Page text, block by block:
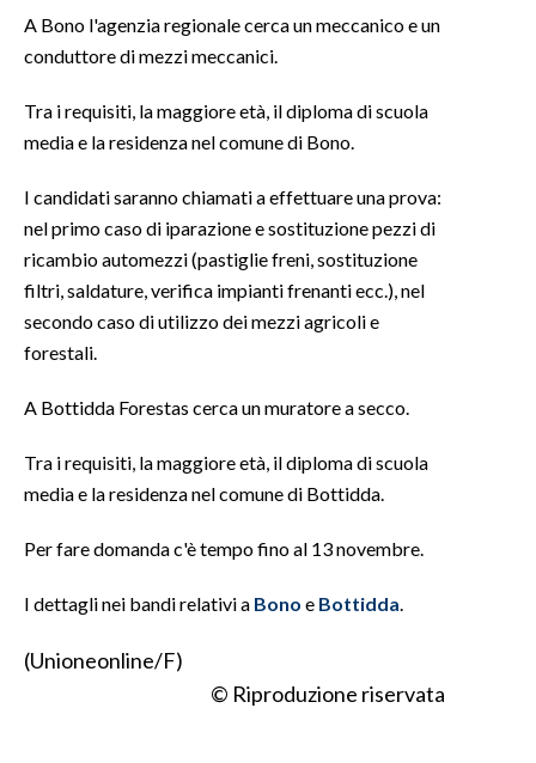
NOTIZIE
EVENTI
#CARAUNIONE
INSULARITÀ
INFO AZIENDE
NECROLOGI
A Bono l'agenzia regionale cerca un meccanico e un
conduttore di mezzi meccanici.
Tra i requisiti, la maggiore età, il diploma di scuola
media e la residenza nel comune di Bono.
I candidati saranno chiamati a effettuare una prova:
nel primo caso di iparazione e sostituzione pezzi di
ricambio automezzi (pastiglie freni, sostituzione
filtri, saldature, verifica impianti frenanti ecc.), nel
secondo caso di utilizzo dei mezzi agricoli e
forestali.
A Bottidda Forestas cerca un muratore a secco.
Tra i requisiti, la maggiore età, il diploma di scuola
media e la residenza nel comune di Bottidda.
Per fare domanda c'è tempo fino al 13 novembre.
I dettagli nei bandi relativi a Bono e Bottidda
(Unioneonline/F)
© Riproduzione riservata